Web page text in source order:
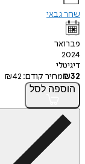
שחר גבאי
פברואר
2024
דיגיטלי
₪32 מחיר קודם: ₪42
הוספה לסל